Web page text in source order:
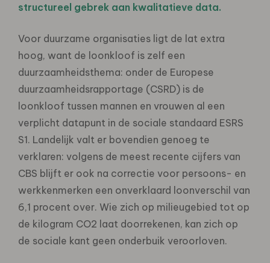
structureel gebrek aan kwalitatieve data.
Voor duurzame organisaties ligt de lat extra
hoog, want de loonkloof is zelf een
duurzaamheidsthema: onder de Europese
duurzaamheidsrapportage (CSRD) is de
loonkloof tussen mannen en vrouwen al een
verplicht datapunt in de sociale standaard ESRS
S1. Landelijk valt er bovendien genoeg te
verklaren: volgens de meest recente cijfers van
CBS blijft er ook na correctie voor persoons- en
werkkenmerken een onverklaard loonverschil van
6,1 procent over. Wie zich op milieugebied tot op
de kilogram CO2 laat doorrekenen, kan zich op
de sociale kant geen onderbuik veroorloven.